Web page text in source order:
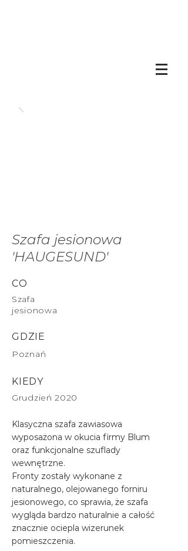
Szafa jesionowa
'HAUGESUND'
CO
Szafa
jesionowa
GDZIE
Poznań
KIEDY
Grudzień 2020
Klasyczna szafa zawiasowa
wyposażona w okucia firmy Blum
oraz funkcjonalne szuflady
wewnętrzne.
Fronty zostały wykonane z
naturalnego, olejowanego forniru
jesionowego, co sprawia, że szafa
wygląda bardzo naturalnie a całość
znacznie ociepla wizerunek
pomieszczenia.